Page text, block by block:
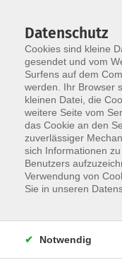
Skip to main content
Der Kurs konnte
Datenschutz
Cookies sind kleine
gesendet und vom
Surfens auf dem
werden. Ihr Browser
kleinen Datei, die
weitere Seite vom
das Cookie an den
zuverlässiger
sich Informationen
Benutzers
Verwendung von
Sie in unseren
Notwendig